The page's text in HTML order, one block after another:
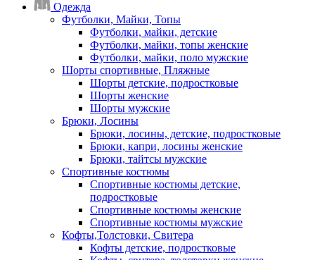
Одежда
Футболки, Майки, Топы
Футболки, майки, детские
Футболки, майки, топы женские
Футболки, майки, поло мужские
Шорты спортивные, Пляжные
Шорты детские, подростковые
Шорты женские
Шорты мужские
Брюки, Лосины
Брюки, лосины, детские, подростковые
Брюки, капри, лосины женские
Брюки, тайтсы мужские
Спортивные костюмы
Спортивные костюмы детские,
подростковые
Спортивные костюмы женские
Спортивные костюмы мужские
Кофты,Толстовки, Свитера
Кофты детские, подростковые